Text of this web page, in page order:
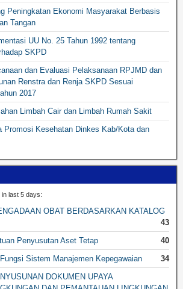
Peningkatan Ekonomi Masyarakat Berbasis
Tangan
UU No. 25 Tahun 1992 tentang
SKPD
dan Evaluasi Pelaksanaan RPJMD dan
Renstra dan Renja SKPD Sesuai
2017
Limbah Cair dan Limbah Rumah Sakit
Promosi Kesehatan Dinkes Kab/Kota dan
last 5 days:
OBAT BERDASARKAN KATALOG
43
Penyusutan Aset Tetap
40
Sistem Manajemen Kepegawaian
34
DOKUMEN UPAYA